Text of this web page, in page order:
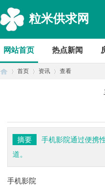
粒米供求网
网站首页 热点新闻
首页 资讯 查看
摘要
手机影院通过便携
道。
手机影院